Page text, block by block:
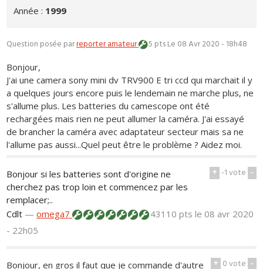
Année : 1999
Question posée parreporter amateur 5 ptsLe 08 Avr 2020 - 18h48
Bonjour,
J'ai une camera sony mini dv TRV900 E tri ccd qui marchait il y
a quelques jours encore puis le lendemain ne marche plus, ne
s'allume plus. Les batteries du camescope ont été
rechargées mais rien ne peut allumer la caméra. J'ai essayé
de brancher la caméra avec adaptateur secteur mais sa ne
l'allume pas aussi...Quel peut être le problème ? Aidez moi.
+ -1vote -
Bonjour si les batteries sont d'origine ne
cherchez pas trop loin et commencez par les
remplacer;..
Cdlt —omega7 43110 ptsle 08 avr 2020
- 22h05
+ 0vote -
Bonjour, en gros il faut que je commande d'autre